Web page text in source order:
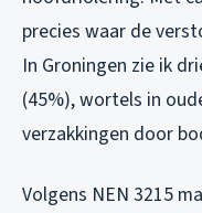
precies waar de
In Groningen zie ik
(45%), wortels in
verzakkingen door
Volgens NEN 3215